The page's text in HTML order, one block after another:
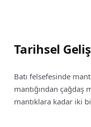
Tarihsel
Batı felsefesinde
mantığından çağdaş
mantıklara kadar iki